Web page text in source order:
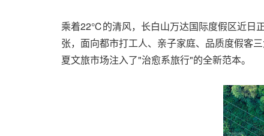
乘着22℃的清风，长白山万达国际度假区近日
张，面向都市打工人、亲子家庭、品质度假客
夏文旅市场注入了"治愈系旅行"的全新范本。